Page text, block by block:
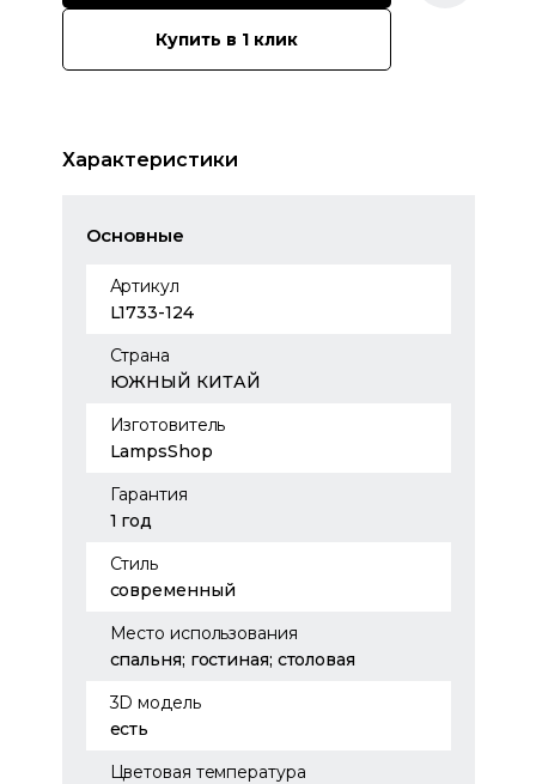
Купить в 1 клик
Характеристики
Основные
Артикул
L1733-124
Страна
ЮЖНЫЙ КИТАЙ
Изготовитель
LampsShop
Гарантия
1 год
Стиль
современный
Место использования
спальня; гостиная; столовая
3D модель
есть
Цветовая температура